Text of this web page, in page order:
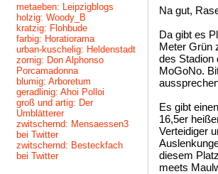
metaeben: Leipzigblogs
holzig: Woody_B
kratzig: Flohbude
farbig: Horatiorama
urban-kuschelig: Heldenstadt
zornig: Don Alphonso
Porcamadonna
blumig: Arboretum
geradlinig: Ahoi Polloi
groß und artig: Der
Umblätterer
zwitschernd: Mensaessen3
bei Twitter
zwitschernd: Besteckfach
bei Twitter
Na gut,
Da gibt es
Meter Grün
des Stadion
MoGoNo.
Es gibt
16,5er
Verteidiger
diesem
meets